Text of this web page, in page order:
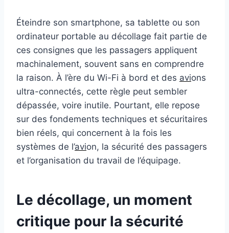
Éteindre son smartphone, sa tablette ou son
ordinateur portable au décollage fait partie de
ces consignes que les passagers appliquent
machinalement, souvent sans en comprendre
la raison. À l’ère du Wi-Fi à bord et des avions
ultra-connectés, cette règle peut sembler
dépassée, voire inutile. Pourtant, elle repose
sur des fondements techniques et sécuritaires
bien réels, qui concernent à la fois les
systèmes de l’avion, la sécurité des passagers
et l’organisation du travail de l’équipage.
Le décollage, un moment
critique pour la sécurité